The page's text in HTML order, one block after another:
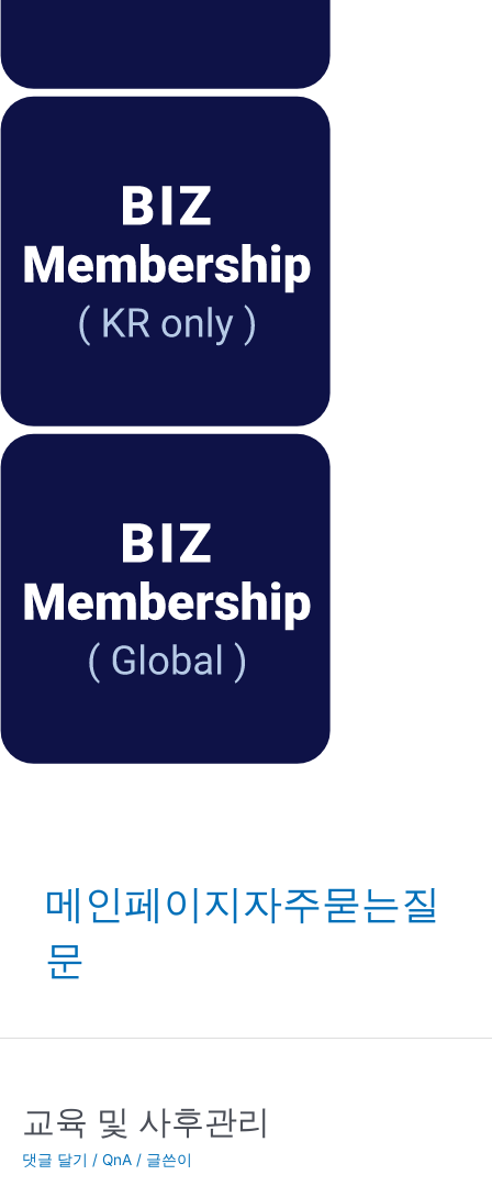
메인페이지자주묻는질
문
교육 및 사후관리
댓글 달기 / QnA / 글쓴이